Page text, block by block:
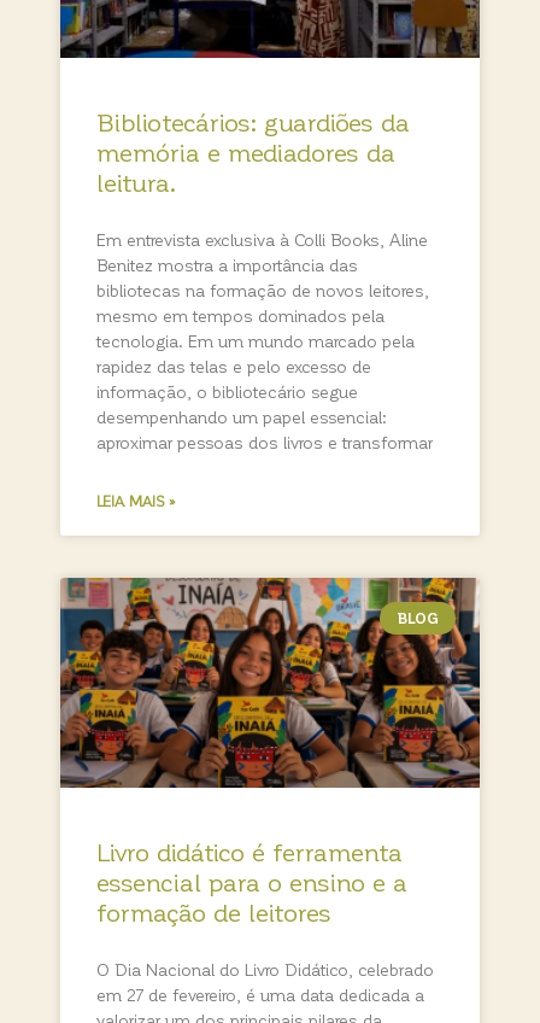
Bibliotecários: guardiões da
memória e mediadores da
leitura.
Em entrevista exclusiva à Colli Books, Aline
Benitez mostra a importância das
bibliotecas na formação de novos leitores,
mesmo em tempos dominados pela
tecnologia. Em um mundo marcado pela
rapidez das telas e pelo excesso de
informação, o bibliotecário segue
desempenhando um papel essencial:
aproximar pessoas dos livros e transformar
LEIA MAIS »
BLOG
Livro didático é ferramenta
essencial para o ensino e a
formação de leitores
O Dia Nacional do Livro Didático, celebrado
em 27 de fevereiro, é uma data dedicada a